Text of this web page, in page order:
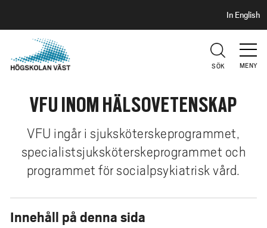
D
H
U
V
In English
MENY
SÖK
VFU INOM HÄLSOVETENSKAP
VFU ingår i sjuksköterskeprogrammet,
specialistsjuksköterskeprogrammet och
programmet för socialpsykiatrisk vård.
Innehåll på denna sida